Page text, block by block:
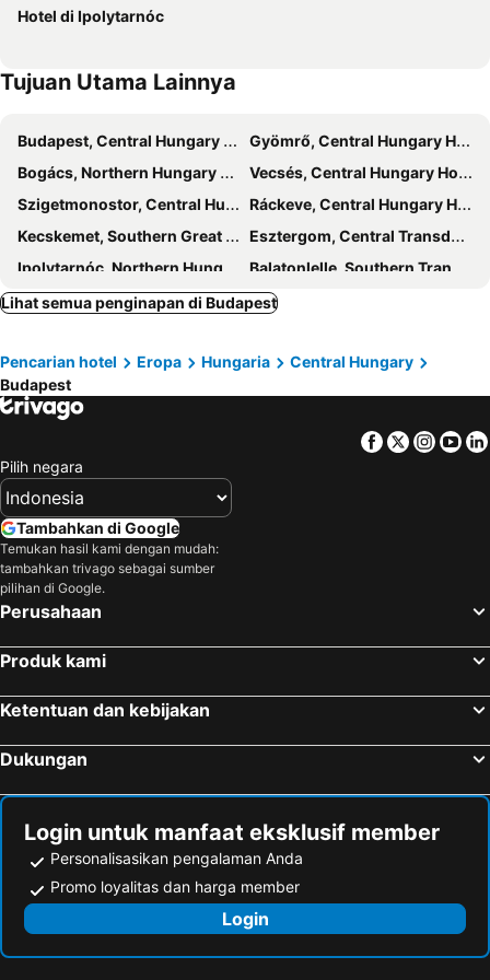
Hotel Budapest
Hotel di Ipolytarnóc
Tujuan Utama Lainnya
Budapest, Central Hungary Hotel
Gyömrő, Central Hungary Hotel
Bogács, Northern Hungary Hotel
Vecsés, Central Hungary Hotel
Szigetmonostor, Central Hungary Hotel
Ráckeve, Central Hungary Hotel
Kecskemet, Southern Great Plain Hotel
Esztergom, Central Transdanubia Hotel
Ipolytarnóc, Northern Hungary Hotel
Balatonlelle, Southern Transdanubia Hotel
Balatonfüred, Central Transdanubia Hotel
Nyiregyhaza, Northern Great Plain Hotel
Heviz, Western Transdanubia Hotel
Lihat semua penginapan di Budapest
Pencarian hotel Eropa Hungaria
Central Hungary
Budapest
Facebook
Twitter
Pilih negara
Tambahkan di Google
Temukan hasil kami dengan mudah:
tambahkan trivago sebagai sumber
pilihan di Google.
Perusahaan
Produk kami
Ketentuan dan kebijakan
Dukungan
Login untuk manfaat eksklusif member
Personalisasikan pengalaman Anda
Promo loyalitas dan harga member
Login